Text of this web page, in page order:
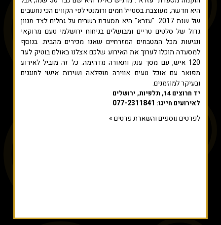
היא חדשה, מעוצבת בסטייל חמים ורומנטי לפי הקווים הכי נחשבים
של שנת 2017. "עזרא" היא מסעדת בשרים על גחלים לצד מגוון
גדול של סלטים טריים ומבושלים בניחוח ירושלמי טעם מרוקאי
ונגיעות מכל המטבחים המזרחיים שאנו מכירים מהבית.​ בנוסף
למסעדה תוכלו לערוך את האירוע שלכם אצלנו באולם בוטיק לעד
120 איש, עם מסך ענק ותאורה מדהימה. כל זה מוביל לאירוע
מפואר עם אוכל טעים אווירה מופלאה ושירות אישי לחוגגים
ובעיקר למוזמנים.
יד חרוצים 14, תלפיות, ירושלים
לאירועים חייגו: 077-2311841
לפרטים נוספים והשארת פרטים »